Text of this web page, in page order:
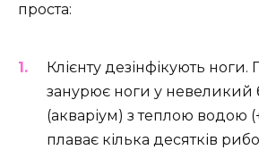
проста:
Клієнту дезінфікують ноги.
занурює ноги у невеликий
(акваріум) з теплою водою
плаває кілька десятків